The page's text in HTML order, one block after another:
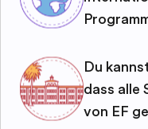
Du
dass alle
von EF